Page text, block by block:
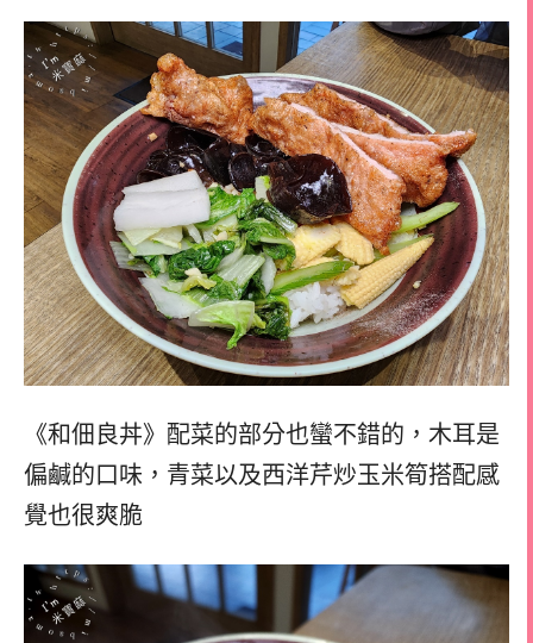
《和佃良丼》配菜的部分也蠻不錯的， 木耳是
偏鹹的口味， 青菜以及西洋芹炒玉米筍搭配感
覺也很爽脆